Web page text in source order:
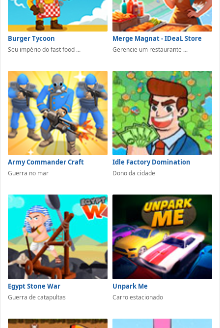
Burger Tycoon
Seu império do fast food ...
Merge Magnat - IDeaL Store
Gerencie um restaurante ...
Army Commander Craft
Guerra no mar
Idle Factory Domination
Dono da cidade
Egypt Stone War
Guerra de catapultas
Unpark Me
Carro estacionado